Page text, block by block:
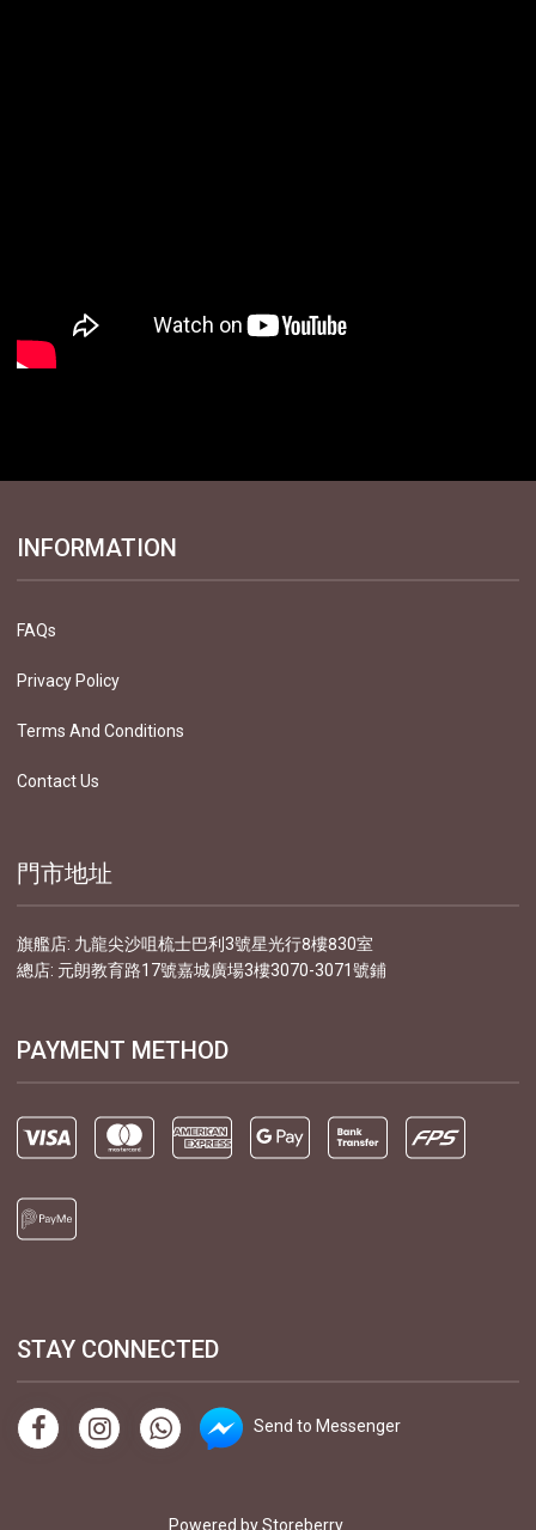
INFORMATION
FAQs
Privacy Policy
Terms And Conditions
Contact Us
門市地址
旗艦店: 九龍尖沙咀梳士巴利3號星光行8樓830室
總店: 元朗教育路17號嘉城廣場3樓3070-3071號鋪
PAYMENT METHOD
STAY CONNECTED
Send to Messenger
Powered byStoreberry